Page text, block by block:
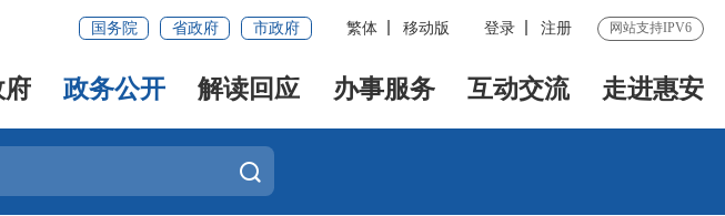
国务院 省政府 市政府 繁体 移动版 登录 注册 网站支持IPV6
府 政务公开 解读回应 办事服务 互动交流 走进惠安